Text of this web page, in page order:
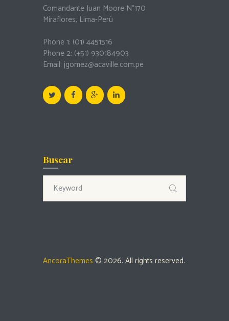
Comandante Juan Moore N°170
Miraflores, Lima-Perú
Phone 1: (01) 4451516
Phone 2: (+51) 930184903
Email: jgomez@acaville.com.pe
Buscar
AncoraThemes © 2026. All rights reserved.